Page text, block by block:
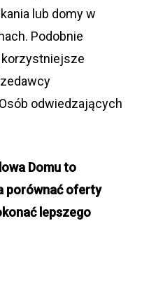
lub domy w
Podobnie
korzystniejsze
odwiedzających
Domu to
porównać oferty
lepszego